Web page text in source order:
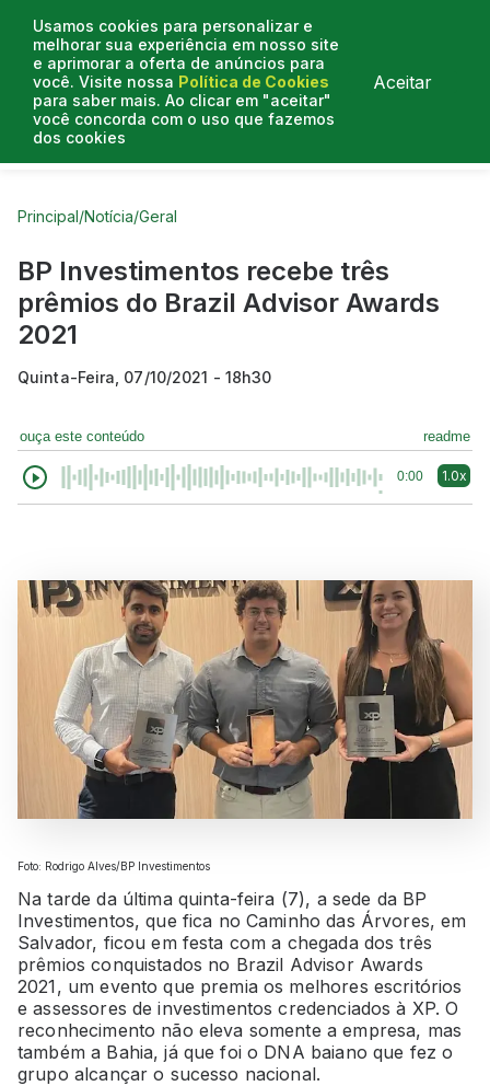
Usamos cookies para personalizar e
melhorar sua experiência em nosso site
e aprimorar a oferta de anúncios para
você. Visite nossa Política de Cookies
para saber mais. Ao clicar em "aceitar"
você concorda com o uso que fazemos
dos cookies
Aceitar
Curtas do Poder
Principal/Notícia/Geral
BP Investimentos recebe três
prêmios do Brazil Advisor Awards
2021
Quinta-Feira, 07/10/2021 - 18h30
ouça este conteúdo readme
0:00 1.0x
Foto: Rodrigo Alves/BP Investimentos
Na tarde da última quinta-feira (7), a sede da BP
Investimentos, que fica no Caminho das Árvores, em
Salvador, ficou em festa com a chegada dos três
prêmios conquistados no Brazil Advisor Awards
2021, um evento que premia os melhores escritórios
e assessores de investimentos credenciados à XP. O
reconhecimento não eleva somente a empresa, mas
também a Bahia, já que foi o DNA baiano que fez o
grupo alcançar o sucesso nacional.